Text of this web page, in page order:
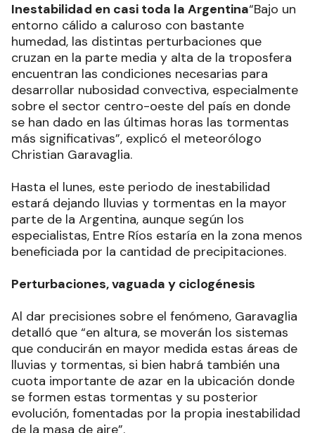
Inestabilidad en casi toda la Argentina“Bajo un
entorno cálido a caluroso con bastante
humedad, las distintas perturbaciones que
cruzan en la parte media y alta de la troposfera
encuentran las condiciones necesarias para
desarrollar nubosidad convectiva, especialmente
sobre el sector centro-oeste del país en donde
se han dado en las últimas horas las tormentas
más significativas”, explicó el meteorólogo
Christian Garavaglia.
Hasta el lunes, este periodo de inestabilidad
estará dejando lluvias y tormentas en la mayor
parte de la Argentina, aunque según los
especialistas, Entre Ríos estaría en la zona menos
beneficiada por la cantidad de precipitaciones.
Perturbaciones, vaguada y ciclogénesis
Al dar precisiones sobre el fenómeno, Garavaglia
detalló que “en altura, se moverán los sistemas
que conducirán en mayor medida estas áreas de
lluvias y tormentas, si bien habrá también una
cuota importante de azar en la ubicación donde
se formen estas tormentas y su posterior
evolución, fomentadas por la propia inestabilidad